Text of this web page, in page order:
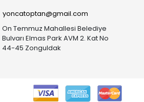
yoncatoptan@gmail.com
On Temmuz Mahallesi Belediye
Bulvarı Elmas Park AVM 2. Kat No
44-45 Zonguldak